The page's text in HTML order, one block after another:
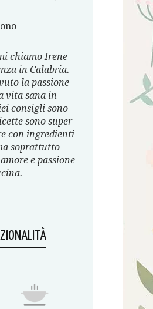
chiamo Irene
in Calabria.
la passione
vita sana in
consigli sono
sono super
con ingredienti
soprattutto
e passione